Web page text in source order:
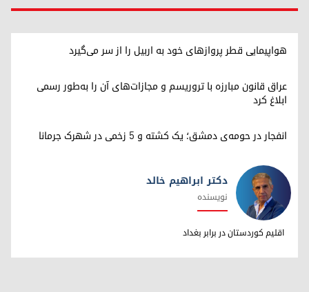
هواپیمایی قطر پروازهای خود به اربیل را از سر می‌گیرد
عراق قانون مبارزه با تروریسم و مجازات‌های آن را به‌طور رسمی
ابلاغ کرد
انفجار در حومه‌ی دمشق؛ یک کشته و ۵ زخمی در شهرک جرمانا
دکتر ابراهیم خالد
دکتر ابراهیم خالد
نویسنده
اقلیم کوردستان در برابر بغداد